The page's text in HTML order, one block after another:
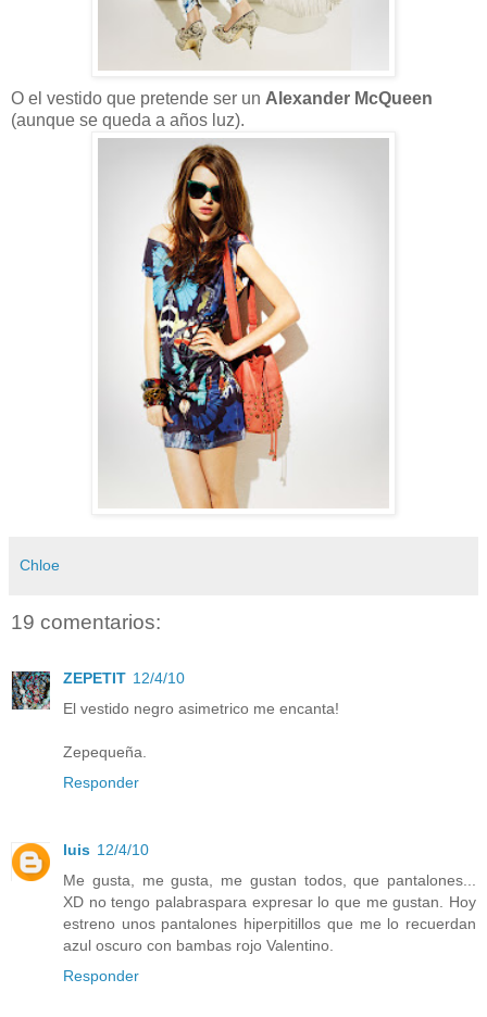
O el vestido que pretende ser un Alexander McQueen
(aunque se queda a años luz).
Chloe
19 comentarios:
ZEPETIT 12/4/10
El vestido negro asimetrico me encanta!
Zepequeña.
Responder
luis 12/4/10
Me gusta, me gusta, me gustan todos, que pantalones...
XD no tengo palabraspara expresar lo que me gustan. Hoy
estreno unos pantalones hiperpitillos que me lo recuerdan
azul oscuro con bambas rojo Valentino.
Responder